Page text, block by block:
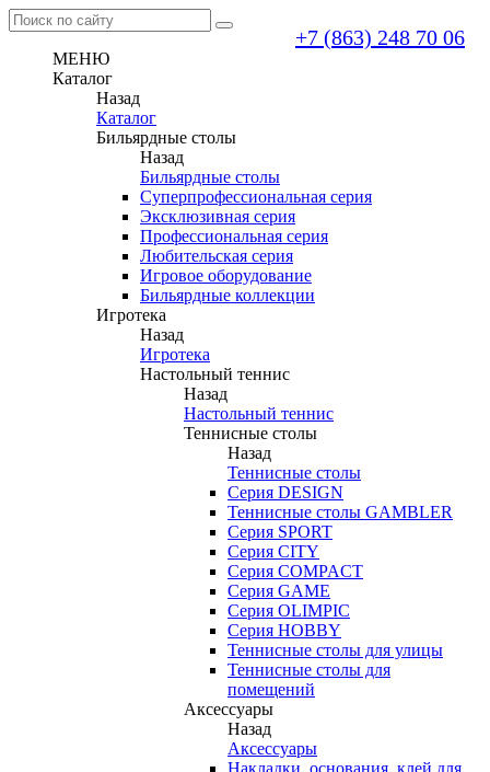
+7 (863) 248 70 06
МЕНЮ
Каталог
Назад
Каталог
Бильярдные столы
Назад
Бильярдные столы
Суперпрофессиональная серия
Эксклюзивная серия
Профессиональная серия
Любительская серия
Игровое оборудование
Бильярдные коллекции
Игротека
Назад
Игротека
Настольный теннис
Назад
Настольный теннис
Теннисные столы
Назад
Теннисные столы
Серия DESIGN
Теннисные столы GAMBLER
Серия SPORT
Серия CITY
Серия COMPACT
Серия GAME
Серия OLIMPIC
Серия HOBBY
Теннисные столы для улицы
Теннисные столы для
помещений
Аксессуары
Назад
Аксессуары
Накладки, основания, клей для